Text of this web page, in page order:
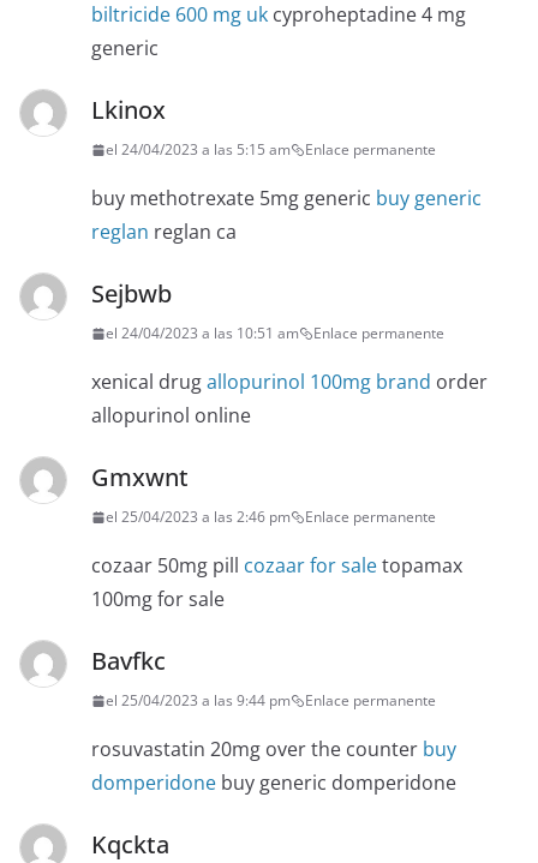
biltricide 600 mg uk cyproheptadine 4 mg
generic
Lkinox
el 24/04/2023 a las 5:15 am Enlace permanente
buy methotrexate 5mg generic buy generic
reglan reglan ca
Sejbwb
el 24/04/2023 a las 10:51 am Enlace permanente
xenical drugallopurinol 100mg brand order
allopurinol online
Gmxwnt
el 25/04/2023 a las 2:46 pm Enlace permanente
cozaar 50mg pill cozaar for saletopamax
100mg for sale
Bavfkc
el 25/04/2023 a las 9:44 pm Enlace permanente
rosuvastatin 20mg over the counter buy
domperidone buy generic domperidone
Kqckta